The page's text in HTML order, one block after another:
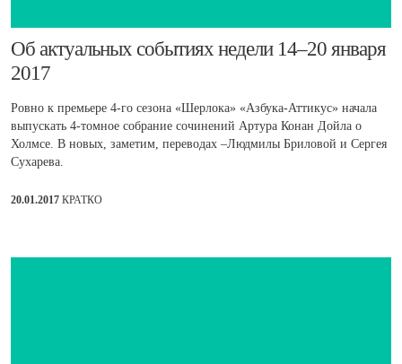
​Об актуальных событиях недели 14–20 января
2017
Ровно к премьере 4-го сезона «Шерлока» «Азбука-Аттикус» начала
выпускать 4-томное собрание сочинений Артура Конан Дойла о
Холмсе. В новых, заметим, переводах –Людмилы Бриловой и Сергея
Сухарева.
20.01.2017 КРАТКО